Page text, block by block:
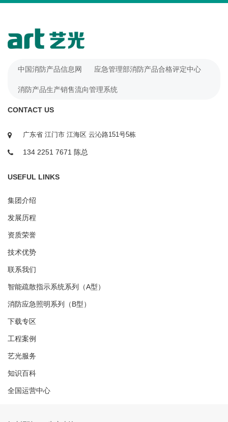
中国消防产品信息网 应急管理部消防产品合格评定中心
消防产品生产销售流向管理系统
CONTACT US
广东省 江门市 江海区 云沁路151号5栋
134 2251 7671 陈总
USEFUL LINKS
集团介绍
发展历程
资质荣誉
技术优势
联系我们
智能疏散指示系统系列（A型）
消防应急照明系列（B型）
下载专区
工程案例
艺光服务
知识百科
全国运营中心